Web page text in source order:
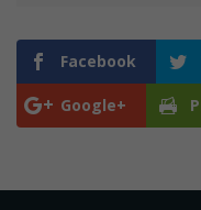
Facebook
Google+